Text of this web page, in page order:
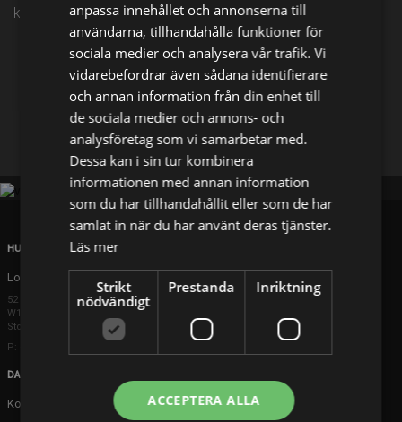
kl. 13:00 på TV4 Guld
Facebook X
HUVUDKONTOR
London
52 Brook Street
W1K 5DS London
Storbritannien
P: +44 203 608 8181
DANMARK
Köpenhamn
anpassa innehållet och annonserna till
användarna, tillhandahålla funktioner för
sociala medier och analysera vår trafik. Vi
vidarebefordrar även sådana identifierare
och annan information från din enhet till
de sociala medier och annons- och
analysföretag som vi samarbetar med.
Dessa kan i sin tur kombinera
informationen med annan information
som du har tillhandahållit eller som de har
samlat in när du har använt deras tjänster.
Läs mer
Strikt
nödvändigt
Prestanda Inriktning
ACCEPTERA ALLA